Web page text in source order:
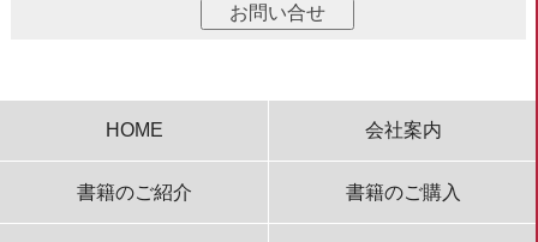
HOME 会社案内
書籍のご紹介 書籍のご購入